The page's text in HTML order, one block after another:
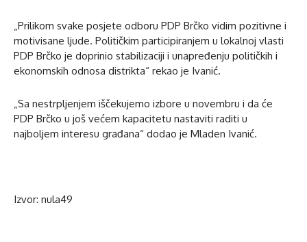
„Prilikom svake posjete odboru PDP Brčko vidim pozitivne i
motivisane ljude. Političkim participiranjem u lokalnoj vlasti
PDP Brčko je doprinio stabilizaciji i unapređenju političkih i
ekonomskih odnosa distrikta“ rekao je Ivanić.
„Sa nestrpljenjem iščekujemo izbore u novembru i da će
PDP Brčko u još većem kapacitetu nastaviti raditi u
najboljem interesu građana“ dodao je Mladen Ivanić.
Izvor: nula49